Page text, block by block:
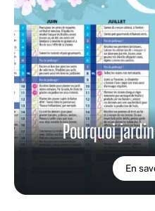
Pourquoi
En